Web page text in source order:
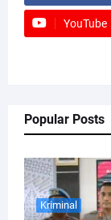
YouTube
Popular Posts
Kriminal